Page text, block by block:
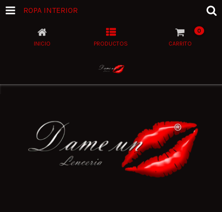
ROPA INTERIOR
INICIO PRODUCTOS CARRITO
0